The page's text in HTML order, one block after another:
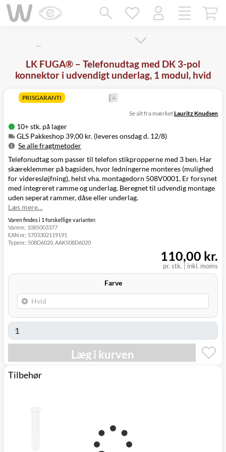
…
LK FUGA® – Telefonudtag med DK 3-pol
konnektor i udvendigt underlag, 1 modul, hvid
PRISGARANTI
10+ stk. på lager
GLS Pakkeshop 39,00 kr. (leveres onsdag d. 12/8)
Se alle fragtmetoder
Metode
Pris
Leveres
GLS Pakkeshop
39,00 kr.
Onsdag d. 12/8
GLS
Hjemmelevering
49,00 kr.
Onsdag d. 12/8
GLS Erhverv
49,00 kr.
Onsdag d. 12/8
Direkte levering
Click&Collect i
Svenstrup
(9230)
Se alt fra mærketLauritz Knudsen
Telefonudtag som passer til telefon stikpropperne med 3 ben. Har
skæreklemmer på bagsiden, hvor ledningerne monteres (mulighed
for videresløjfning), helst vha. montagedorn 508V0001. Er forsynet
med integreret ramme og underlag. Beregnet til udvendig montage
uden seperat rammer, dåse eller underlag.
Læs mere…
Varen findes i 1 forskellige varianter.
Varenr.: 1085003377
EAN nr.: 5703302119191
Typenr.: 508D6020, AAK508D6020
pr. stk. inkl. moms
110,00 kr.
Farve
Læg i kurven
Tilbehør
Mangler chatten?
Ret samtykke!